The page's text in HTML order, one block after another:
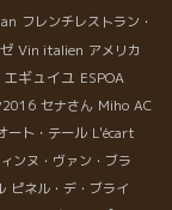
フレンチレストラン・
Vin italien アメリカ
ギュイユ ESPOA
2016 セナさん Miho AC
ート・テール L'écart
ンヌ・ヴァン・ブラ
ピネル・デ・ブライ